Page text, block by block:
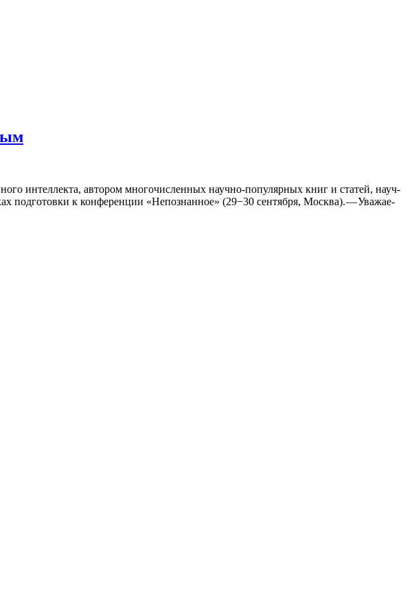
интел­лек­та, авто­ром мно­го­чис­лен­ных науч­­но-попу­­ляр­­ных книг и ста­тей, науч­
под­го­тов­ки к кон­фе­рен­ции «Непо­знан­ное» (29−30 сен­тяб­ря, Москва). — Ува­жа­е­